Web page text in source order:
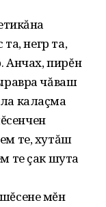
негр та,
Анчах, пирĕн
чăваш
калаçма
те, хутăш
те çак шута
мĕн